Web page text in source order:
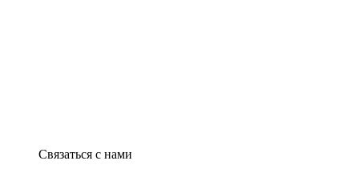
Связаться с нами